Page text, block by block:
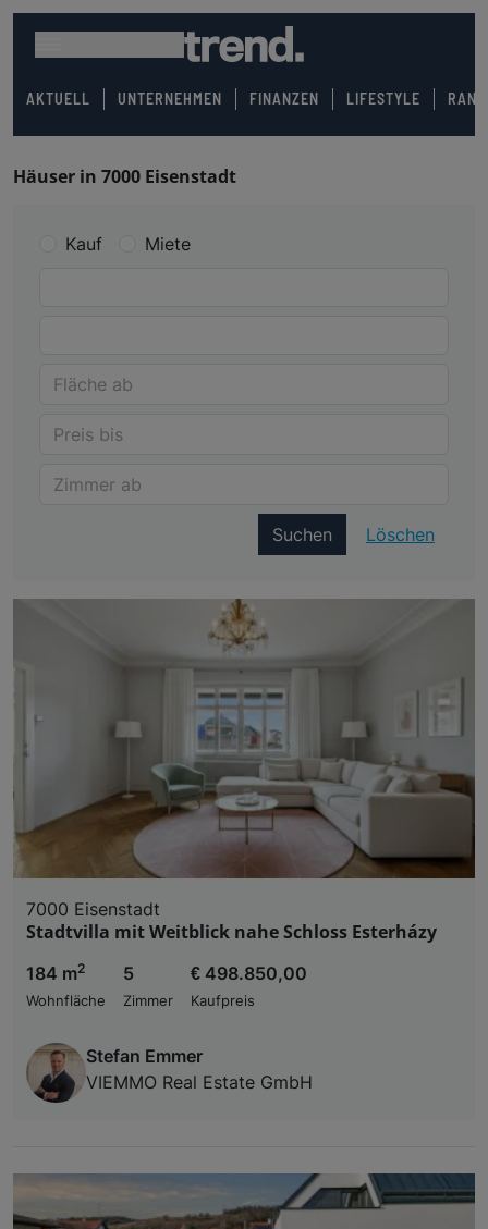
AKTUELL UNTERNEHMEN FINANZEN LIFESTYLE
Häuser in 7000 Eisenstadt
Kauf Miete
Suchen Löschen
7000 Eisenstadt
Stadtvilla mit Weitblick nahe Schloss Esterházy
184 m2
Wohnfläche
5
Zimmer
€ 498.850,00
Kaufpreis
Stefan Emmer
VIEMMO Real Estate GmbH